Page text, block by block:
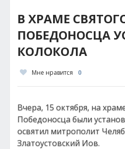
В ХРАМЕ
ПОБЕДОНОСЦА
КОЛОКОЛА
Мне нравится 0
Вчера, 15 октября, на
Победоносца были
освятил митрополит
Златоустовский Иов.